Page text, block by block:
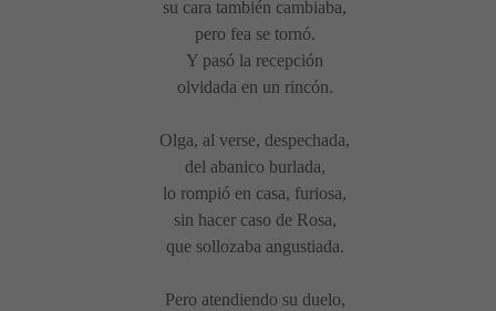
su cara también cambiaba,
pero fea se tornó.
Y pasó la recepción
olvidada en un rincón.
Olga, al verse, despechada,
del abanico burlada,
lo rompió en casa, furiosa,
sin hacer caso de Rosa,
que sollozaba angustiada.
Pero atendiendo su duelo,